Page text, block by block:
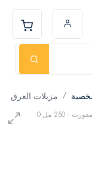
مزيلات العرق